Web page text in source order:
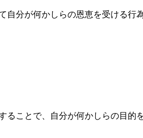
分が何かしらの恩恵を受ける行
ことで、自分が何かしらの目的